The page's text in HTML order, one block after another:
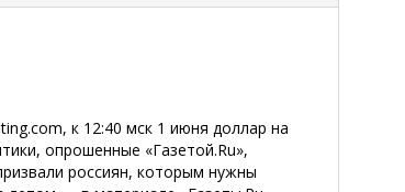
к 12:40 мск 1 июня доллар на
опрошенные «Газетой.Ru»,
россиян, которым нужны